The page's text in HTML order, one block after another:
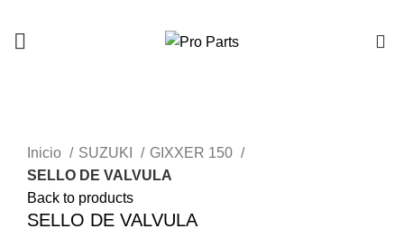
Inicio
SUZUKI
GIXXER 150
SELLO DE VALVULA
Back to products
SELLO DE VALVULA